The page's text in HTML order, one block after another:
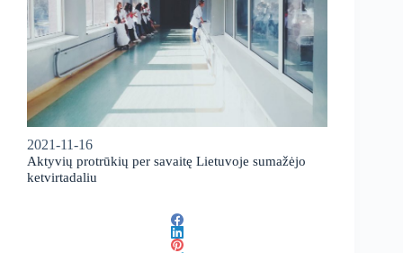
2021-11-16
Aktyvių protrūkių per savaitę Lietuvoje sumažėjo
ketvirtadaliu